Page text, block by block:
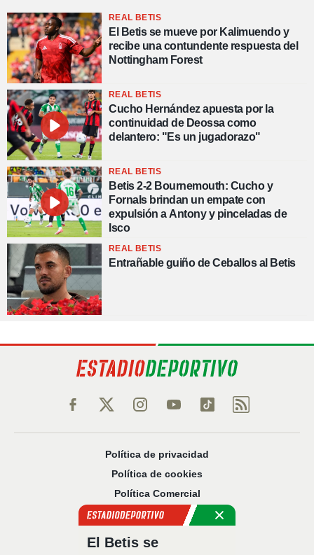
REAL BETIS
El Betis se mueve por Kalimuendo y
recibe una contundente respuesta del
Nottingham Forest
REAL BETIS
Cucho Hernández apuesta por la
continuidad de Deossa como
delantero: "Es un jugadorazo"
REAL BETIS
Betis 2-2 Bournemouth: Cucho y
Fornals brindan un empate con
expulsión a Antony y pinceladas de
Isco
REAL BETIS
Entrañable guiño de Ceballos al Betis
Política de privacidad
Política de cookies
Política Comercial
Aviso legal
El Betis se